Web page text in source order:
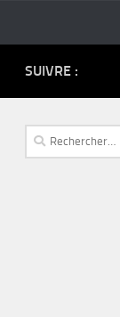
SUIVRE :
Rechercher :